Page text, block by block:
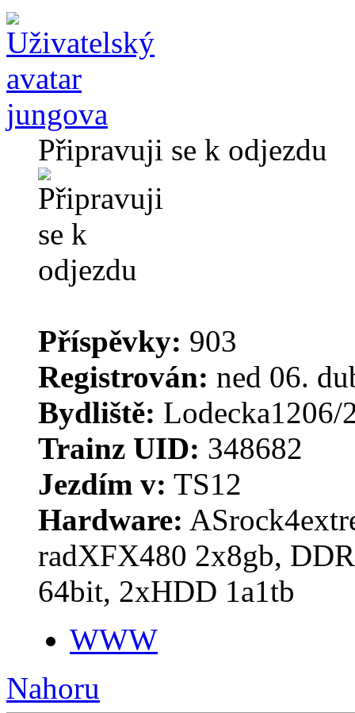
jungova
Připravuji se k odjezdu
Příspěvky: 903
Registrován: ned 06.
Bydliště: Lodecka1206/
Trainz UID: 348682
Jezdím v: TS12
Hardware:
radXFX480 2x8gb,
64bit, 2xHDD 1a1tb
WWW
Nahoru